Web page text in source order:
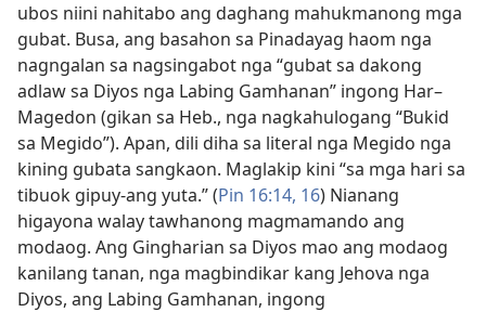
ubos niini nahitabo ang daghang mahukmanong mga
gubat. Busa, ang basahon sa Pinadayag haom nga
nagngalan sa nagsingabot nga “gubat sa dakong
adlaw sa Diyos nga Labing Gamhanan” ingong Har–​
Magedon (gikan sa Heb., nga nagkahulogang “Bukid
sa Megido”). Apan, dili diha sa literal nga Megido nga
kining gubata sangkaon. Maglakip kini “sa mga hari sa
tibuok gipuy-ang yuta.” (Pin 16:​14, 16) Nianang
higayona walay tawhanong magmamando ang
modaog. Ang Gingharian sa Diyos mao ang modaog
kanilang tanan, nga magbindikar kang Jehova nga
Diyos, ang Labing Gamhanan, ingong